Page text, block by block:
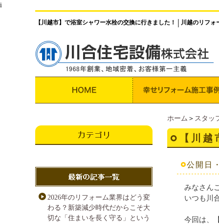
i
【川越市】で浴室シャワー水栓の交換に行きました！ 川越のリフォ
ホーム ＞ スタッ
【川
公開日
みなさん
いつも川
今回は、
2026年のリフォーム業界はどう変
わる？新築減少時代だからこそ大
切な「住まいを長く守る」という